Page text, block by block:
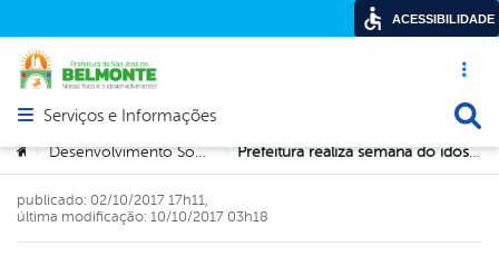
Acesso
Abrir menu principal de navegação
Serviços e Informações
Você está aqui:
> Desenvolvimento Social e Cidadania > Prefeitura realiza semana do idoso em São José do Belmonte
publicado: 02/10/2017 17h11,
última modificação: 10/10/2017 03h18
ACESSIBILIDADE